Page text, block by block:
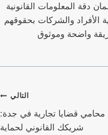
دقة المعلومات القانونية
الأفراد والشركات بحقوقهم
واضحة وموثوق
التالي
محامي قضايا تجارية في جدة:
شريكك القانوني لحماية